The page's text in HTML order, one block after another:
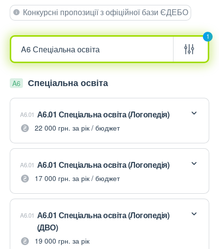
Конкурсні пропозиції з офіційної бази ЄДЕБО
1
A6 Спеціальна освіта
A6.01 А6.01 Спеціальна освіта (Логопедія)
22 000 грн. за рік / бюджет
A6.01 А6.01 Спеціальна освіта (Логопедія)
17 000 грн. за рік / бюджет
A6.01 А6.01 Спеціальна освіта (Логопедія)
(ДВО)
19 000 грн. за рік